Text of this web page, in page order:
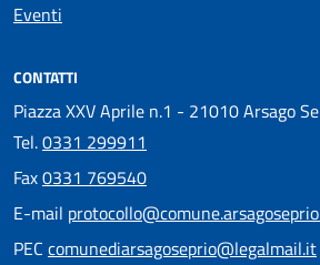
Eventi
CONTATTI
Piazza XXV Aprile n.1 - 21010 Arsago
Tel.0331 299911
Fax0331 769540
E-mail
PEC comunediarsagoseprio@legalmail.it